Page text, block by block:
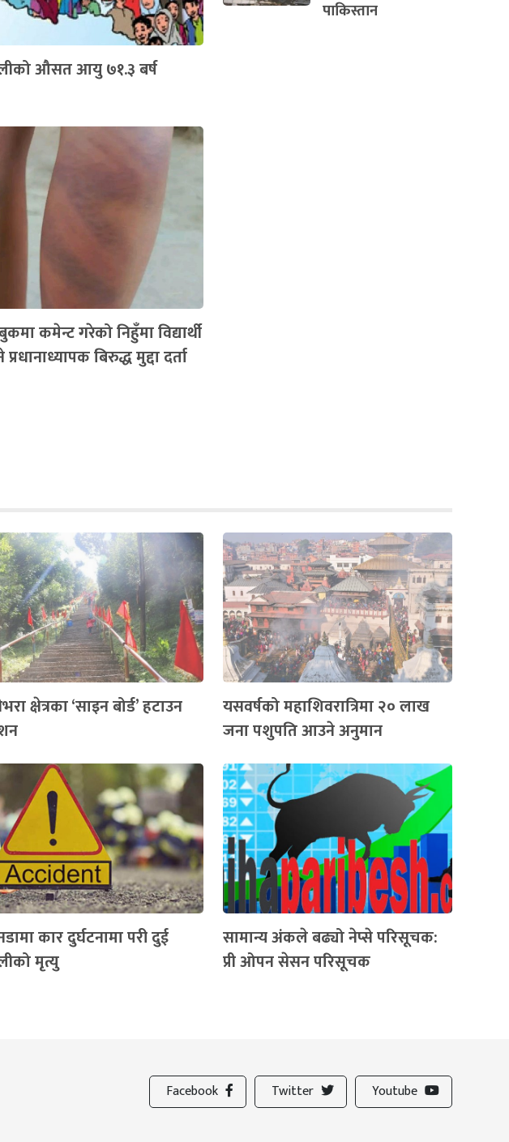
औसत आयु ७१.३ बर्ष
कमेन्ट गरेको निहुँमा विद्यार्थी
बिरुद्ध मुद्दा दर्ता
पाकिस्तान
क्षेत्रका ‘साइन बोर्ड’ हटाउन
यसवर्षको महाशिवरात्रिमा २० लाख
जना पशुपति आउने अनुमान
कार दुर्घटनामा परी दुई
मृत्यु
सामान्य अंकले बढ्यो नेप्से परिसूचक:
प्री ओपन सेसन परिसूचक
Facebook Twitter Youtube